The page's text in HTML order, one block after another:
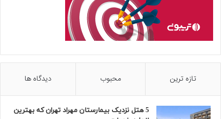
تازه ترین محبوب دیدگاه ها
5 هتل نزدیک بیمارستان مهراد تهران که بهترین‌